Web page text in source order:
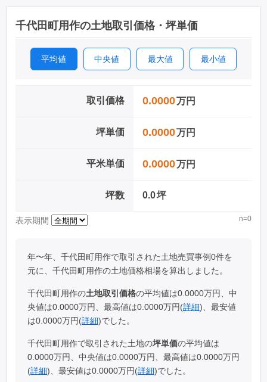
千代田町用作の土地取引価格・坪単価
平均値 中央値 最大値 最小値
取引価格 0.0000万円
坪単価 0.0000万円
平米単価 0.0000万円
坪数 0.0坪
表示期間 n=0
年〜年、千代田町用作で取引された土地売買事例0件を
元に、千代田町用作の土地価格相場を算出しました。
千代田町用作の土地取引価格の平均値は0.0000万円、中
央値は0.0000万円、最高値は0.0000万円(詳細)、最安値
は0.0000万円(詳細)でした。
千代田町用作で取引された土地の坪単価の平均値は
0.0000万円、中央値は0.0000万円、最高値は0.0000万円
(詳細)、最安値は0.0000万円(詳細)でした。